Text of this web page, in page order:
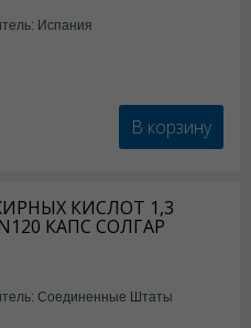
Испания
В корзину
КИСЛОТ 1,3
КАПС СОЛГАР
Соединенные Штаты